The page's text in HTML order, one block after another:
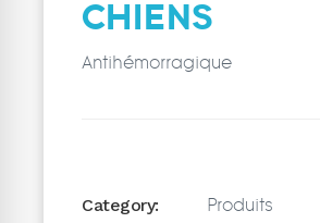
CHIENS
Antihémorragique
Category: Produits